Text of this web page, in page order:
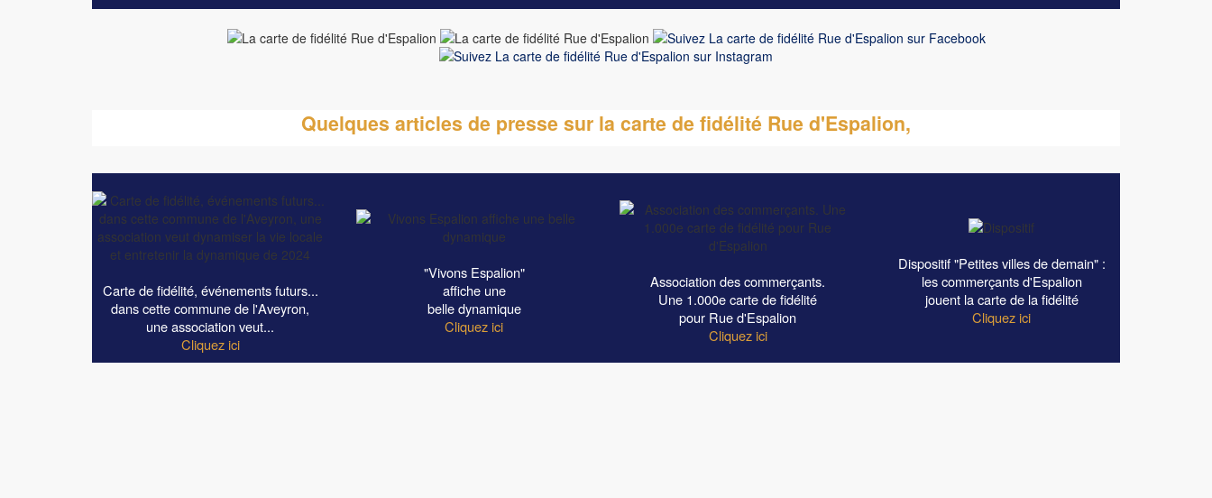
Quelques articles de presse sur la carte de fidélité Rue d'Espalion,
Carte de fidélité, événements futurs...
dans cette commune de l'Aveyron,
une association veut...
Cliquez ici
"Vivons Espalion"
affiche une
belle dynamique
Cliquez ici
Association des commerçants.
Une 1.000e carte de fidélité
pour Rue d'Espalion
Cliquez ici
Dispositif "Petites villes de demain" :
les commerçants d'Espalion
jouent la carte de la fidélité
Cliquez ici